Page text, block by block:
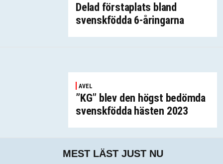
Delad förstaplats bland
svenskfödda 6-åringarna
AVEL
”KG” blev den högst bedömda
svenskfödda hästen 2023
MEST LÄST JUST NU